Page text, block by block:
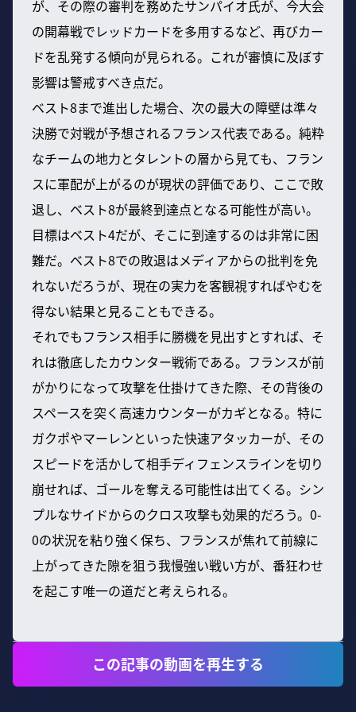
が、その際の審判を務めたサンパイオ氏が、今大会
の開幕戦でレッドカードを多用するなど、再びカー
ドを乱発する傾向が見られる。これが審慎に及ぼす
影響は警戒すべき点だ。
ベスト8まで進出した場合、次の最大の障壁は準々
決勝で対戦が予想されるフランス代表である。純粋
なチームの地力とタレントの層から見ても、フラン
スに軍配が上がるのが現状の評価であり、ここで敗
退し、ベスト8が最終到達点となる可能性が高い。
目標はベスト4だが、そこに到達するのは非常に困
難だ。ベスト8での敗退はメディアからの批判を免
れないだろうが、現在の実力を客観視すればやむを
得ない結果と見ることもできる。
それでもフランス相手に勝機を見出すとすれば、そ
れは徹底したカウンター戦術である。フランスが前
がかりになって攻撃を仕掛けてきた際、その背後の
スペースを突く高速カウンターがカギとなる。特に
ガクポやマーレンといった快速アタッカーが、その
スピードを活かして相手ディフェンスラインを切り
崩せれば、ゴールを奪える可能性は出てくる。シン
プルなサイドからのクロス攻撃も効果的だろう。0-
0の状況を粘り強く保ち、フランスが焦れて前線に
上がってきた隙を狙う我慢強い戦い方が、番狂わせ
を起こす唯一の道だと考えられる。
この記事の動画を再生する